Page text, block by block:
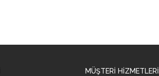
MÜŞTERİ HİZMETLERİ